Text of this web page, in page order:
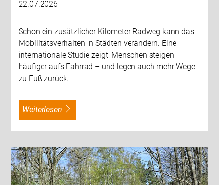
22.07.2026
Schon ein zusätzlicher Kilometer Radweg kann das
Mobilitätsverhalten in Städten verändern. Eine
internationale Studie zeigt: Menschen steigen
häufiger aufs Fahrrad – und legen auch mehr Wege
zu Fuß zurück.
weiterlesen